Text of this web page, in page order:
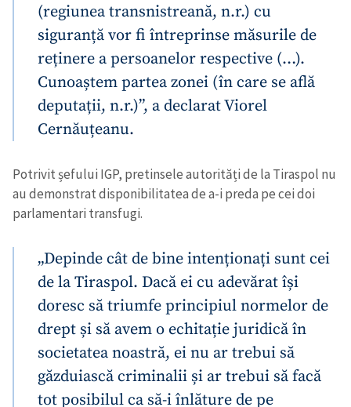
(regiunea transnistreană, n.r.) cu
siguranță vor fi întreprinse măsurile de
reținere a persoanelor respective (…).
Cunoaștem partea zonei (în care se află
deputații, n.r.)”, a declarat Viorel
Cernăuțeanu.
Potrivit șefului IGP, pretinsele autorități de la Tiraspol nu
au demonstrat disponibilitatea de a-i preda pe cei doi
parlamentari transfugi.
„Depinde cât de bine intenționați sunt cei
de la Tiraspol. Dacă ei cu adevărat își
doresc să triumfe principiul normelor de
drept și să avem o echitație juridică în
societatea noastră, ei nu ar trebui să
găzduiască criminalii și ar trebui să facă
tot posibilul ca să-i înlăture de pe